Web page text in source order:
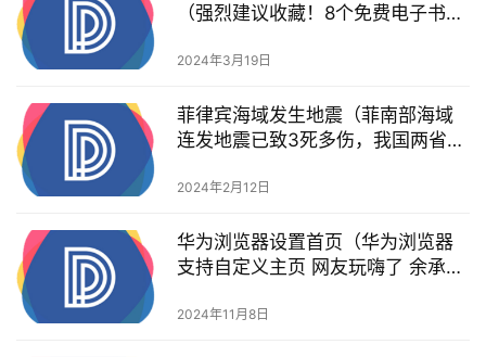
（强烈建议收藏！8个免费电子书下
2024年3月19日
菲律宾海域发生地震（菲南部海域
连发地震已致3死多伤，我国两省也
2024年2月12日
华为浏览器设置首页（华为浏览器
支持自定义主页 网友玩嗨了 余承东
2024年11月8日